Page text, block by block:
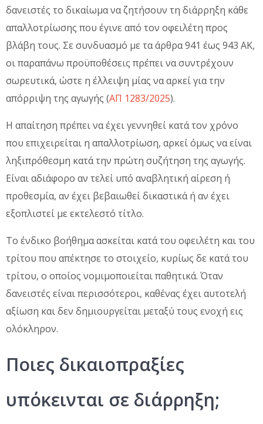
δανειστές το δικαίωμα να ζητήσουν τη διάρρηξη κάθε
απαλλοτρίωσης που έγινε από τον οφειλέτη προς
βλάβη τους. Σε συνδυασμό με τα άρθρα 941 έως 943 ΑΚ,
οι παραπάνω προϋποθέσεις πρέπει να συντρέχουν
σωρευτικά, ώστε η έλλειψη μίας να αρκεί για την
απόρριψη της αγωγής (ΑΠ 1283/2025).
Η απαίτηση πρέπει να έχει γεννηθεί κατά τον χρόνο
που επιχειρείται η απαλλοτρίωση, αρκεί όμως να είναι
ληξιπρόθεσμη κατά την πρώτη συζήτηση της αγωγής.
Είναι αδιάφορο αν τελεί υπό αναβλητική αίρεση ή
προθεσμία, αν έχει βεβαιωθεί δικαστικά ή αν έχει
εξοπλιστεί με εκτελεστό τίτλο.
Το ένδικο βοήθημα ασκείται κατά του οφειλέτη και του
τρίτου που απέκτησε το στοιχείο, κυρίως δε κατά του
τρίτου, ο οποίος νομιμοποιείται παθητικά. Όταν
δανειστές είναι περισσότεροι, καθένας έχει αυτοτελή
αξίωση και δεν δημιουργείται μεταξύ τους ενοχή εις
ολόκληρον.
Ποιες δικαιοπραξίες
υπόκεινται σε διάρρηξη;